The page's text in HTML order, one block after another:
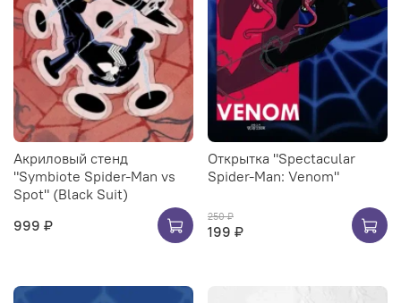
Акриловый стенд
"Symbiote Spider-Man vs
Spot" (Black Suit)
999 ₽
Открытка "Spectacular
Spider-Man: Venom"
250 ₽
199 ₽